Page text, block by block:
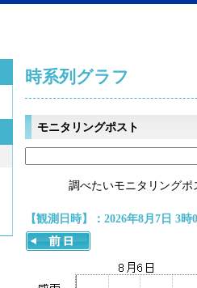
時系列グラフ
モニタリングポスト
調べたいモニタリング
【観測日時】：2026年8月7日 3時